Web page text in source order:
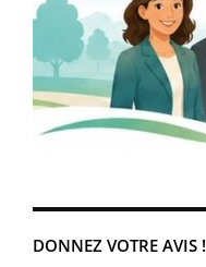
DONNEZ VOTRE AVIS !